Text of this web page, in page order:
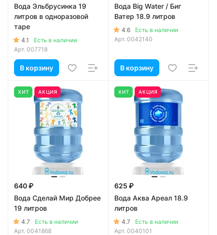
Вода Эльбрусинка 19
литров в одноразовой
таре
4.1
Есть в наличии
Арт. 007718
В корзину
Вода Big Water / Биг
Ватер 18.9 литров
4.6
Есть в наличии
Арт. 0042140
В корзину
ХИТ АКЦИЯ
640 ₽
Вода Сделай Мир Добрее
19 литров
4.7
Есть в наличии
Арт. 0041868
ХИТ АКЦИЯ
625 ₽
Вода Аква Ареал 18.9
литров
4.7
Есть в наличии
Арт. 0040101